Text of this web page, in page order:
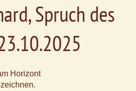
Spruch des
Horizont